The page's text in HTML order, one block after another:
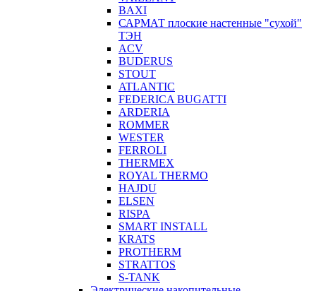
BAXI
САРМАТ плоские настенные "сухой"
ТЭН
ACV
BUDERUS
STOUT
ATLANTIC
FEDERICA BUGATTI
ARDERIA
ROMMER
WESTER
FERROLI
THERMEX
ROYAL THERMO
HAJDU
ELSEN
RISPA
SMART INSTALL
KRATS
PROTHERM
STRATTOS
S-TANK